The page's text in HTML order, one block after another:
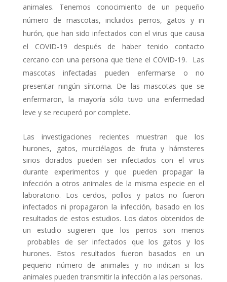
animales. Tenemos conocimiento de un pequeño
número de mascotas, incluidos perros, gatos y in
hurón, que han sido infectados con el virus que causa
el COVID-19 después de haber tenido contacto
cercano con una persona que tiene el COVID-19. Las
mascotas infectadas pueden enfermarse o no
presentar ningún síntoma. De las mascotas que se
enfermaron, la mayoría sólo tuvo una enfermedad
leve y se recuperó por complete.
Las investigaciones recientes muestran que los
hurones, gatos, murciélagos de fruta y hámsteres
sirios dorados pueden ser infectados con el virus
durante experimentos y que pueden propagar la
infección a otros animales de la misma especie en el
laboratorio. Los cerdos, pollos y patos no fueron
infectados ni propagaron la infección, basado en los
resultados de estos estudios. Los datos obtenidos de
un estudio sugieren que los perros son menos
probables de ser infectados que los gatos y los
hurones. Estos resultados fueron basados en un
pequeño número de animales y no indican si los
animales pueden transmitir la infección a las personas.